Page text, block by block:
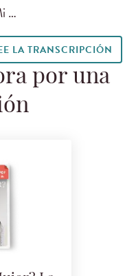
…
LA TRANSCRIPCIÓN
por una